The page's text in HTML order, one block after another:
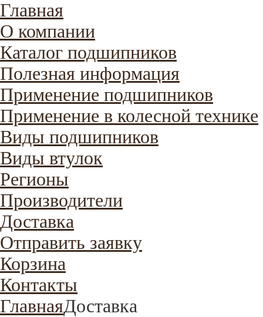
Главная
О компании
Каталог подшипников
Полезная информация
Применение подшипников
Применение в колесной технике
Виды подшипников
Виды втулок
Регионы
Производители
Доставка
Отправить заявку
Корзина
Контакты
ГлавнаяДоставка